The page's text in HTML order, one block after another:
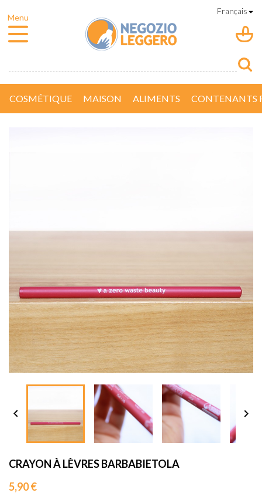


COSMÉTIQUE MAISON ALIMENTS CONTENANTS
 
CRAYON À LÈVRES BARBABIETOLA
5,90 €